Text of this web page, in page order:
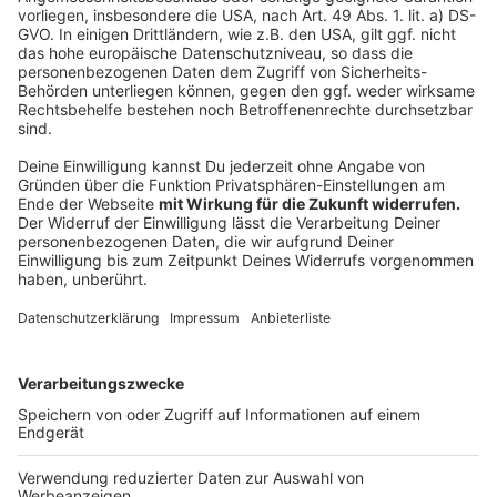
Anzeige
Auch die Viertelfinals werden nicht einheitlich bei
beiden Anbietern laufen. Es ist wahrscheinlich, dass die
Restlichen auf DAZN laufen werden. Halbfinale und
Finale übertragen beide.
Anzeige